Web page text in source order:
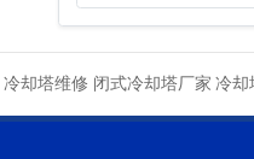
冷却塔维修 闭式冷却塔厂家 冷却